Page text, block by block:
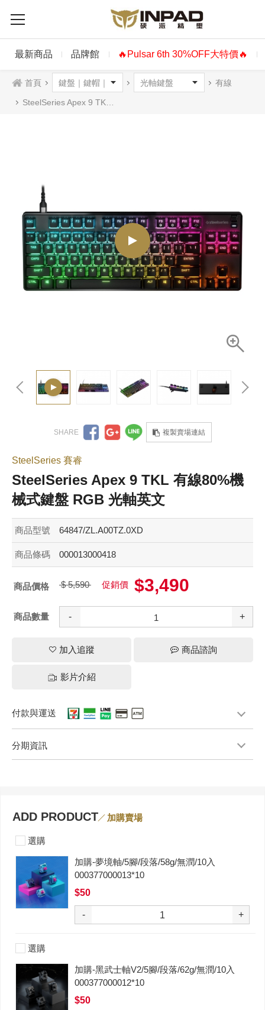
最新商品 品牌館 🔥Pulsar 6th 30%OFF大特價🔥
首頁 有線
SteelSeries Apex 9 TKL 有線80%機械式鍵盤 RGB 光軸英文
複製賣場連結
SteelSeries 賽睿
SteelSeries Apex 9 TKL 有線80%機
械式鍵盤 RGB 光軸英文
商品型號 64847/ZL.A00TZ.0XD
商品條碼 000013000418
商品價格 $ 5,590 促銷價 $3,490
商品數量 - +
加入追蹤 商品諮詢
影片介紹
付款與運送
分期資訊
ADD PRODUCT 加購賣場
選購
加購-夢境軸/5腳/段落/58g/無潤/10入
000377000013*10
$50
- +
選購
加購-黑武士軸V2/5腳/段落/62g/無潤/10入
000377000012*10
$50